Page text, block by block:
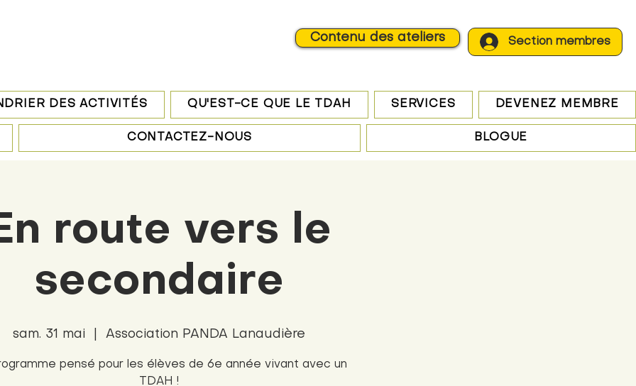
Contenu des ateliers Section membres
DES ACTIVITÉS QU'EST-CE QUE LE TDAH SERVICES DEVENEZ MEMBRE
CONTACTEZ-NOUS BLOGUE
route vers le
secondaire
sam. 31 mai Association PANDA Lanaudière
pensé pour les élèves de 6e année vivant avec un